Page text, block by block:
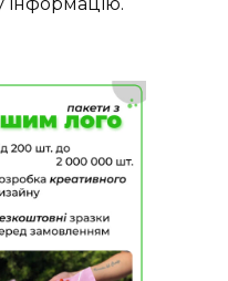
інформацію.